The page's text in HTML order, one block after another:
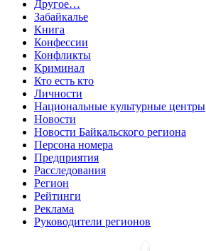
Другое…
Забайкалье
Книга
Конфессии
Конфликты
Криминал
Кто есть кто
Личности
Национальные культурные центры
Новости
Новости Байкальского региона
Персона номера
Предприятия
Расследования
Регион
Рейтинги
Реклама
Руководители регионов